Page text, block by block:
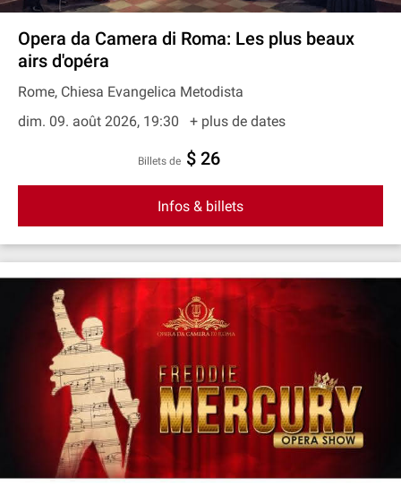
Opera da Camera di Roma: Les plus beaux
airs d'opéra
Rome, Chiesa Evangelica Metodista
dim. 09. août 2026, 19:30
+ plus de dates
Billets de $ 26
Infos & billets